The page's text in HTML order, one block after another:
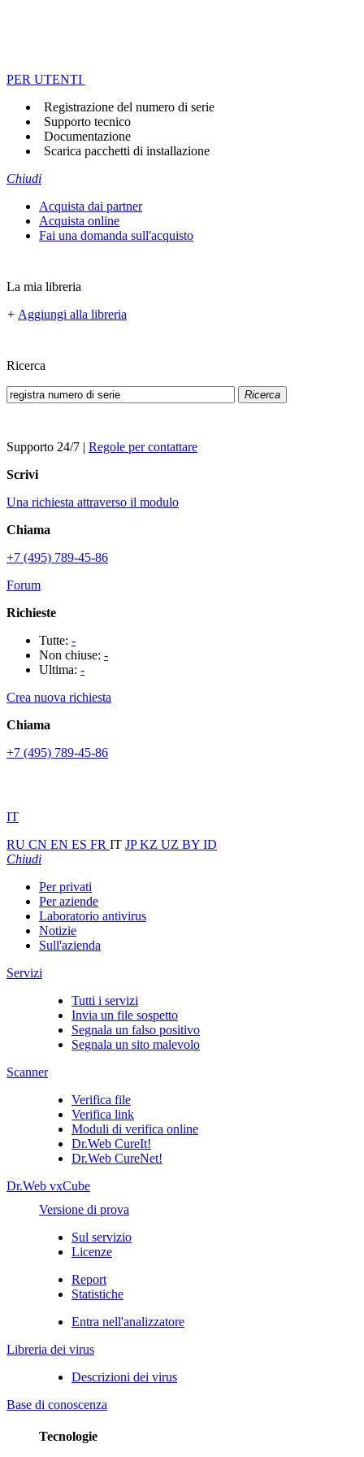
PER UTENTI
Registrazione del numero di serie
Supporto tecnico
Documentazione
Scarica pacchetti di installazione
Chiudi
Acquista dai partner
Acquista online
Fai una domanda sull'acquisto
La mia libreria
+ Aggiungi alla libreria
Ricerca
Ricerca
Supporto 24/7 | Regole per contattare
Scrivi
Una richiesta attraverso il modulo
Chiama
+7 (495) 789-45-86
Forum
Richieste
Tutte: -
Non chiuse: -
Ultima: -
Crea nuova richiesta
Chiama
+7 (495) 789-45-86
IT
RU CN EN ES FR IT JPKZ UZ BY ID
Chiudi
Per privati
Per aziende
Laboratorio antivirus
Notizie
Sull'azienda
Servizi
Tutti i servizi
Invia un file sospetto
Segnala un falso positivo
Segnala un sito malevolo
Scanner
Verifica file
Verifica link
Moduli di verifica online
Dr.Web CureIt!
Dr.Web CureNet!
Dr.Web vxCube
Versione di prova
Sul servizio
Licenze
Report
Statistiche
Entra nell'analizzatore
Libreria dei virus
Descrizioni dei virus
Base di conoscenza
Tecnologie